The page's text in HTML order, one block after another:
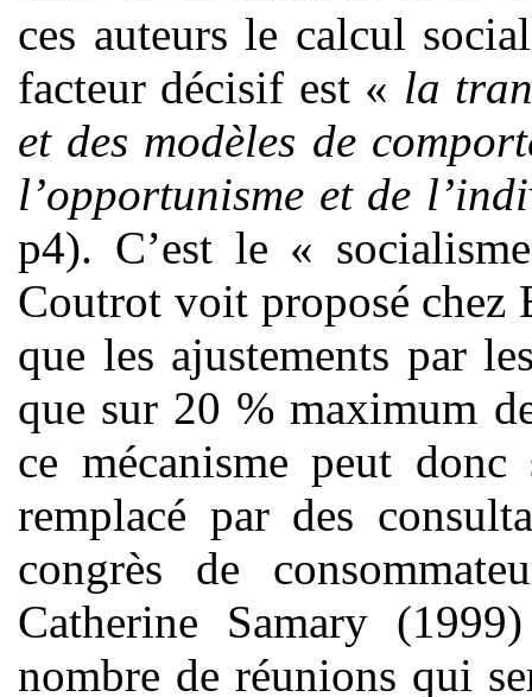
ces auteurs le calcul
facteur décisif est « la
et des modèles de
l’opportunisme et de
p4). C’est le «
Coutrot voit proposé chez
que les ajustements par
que sur 20 % maximum
ce mécanisme peut donc
remplacé par des
congrès de
Catherine Samary
nombre de réunions qui